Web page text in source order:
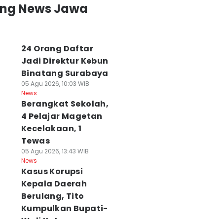
News Jawa
24 Orang Daftar
Jadi Direktur Kebun
Binatang Surabaya
05 Agu 2026, 10:03 WIB
News
Berangkat Sekolah,
4 Pelajar Magetan
Kecelakaan, 1
Tewas
05 Agu 2026, 13:43 WIB
News
Kasus Korupsi
Kepala Daerah
Berulang, Tito
Kumpulkan Bupati-